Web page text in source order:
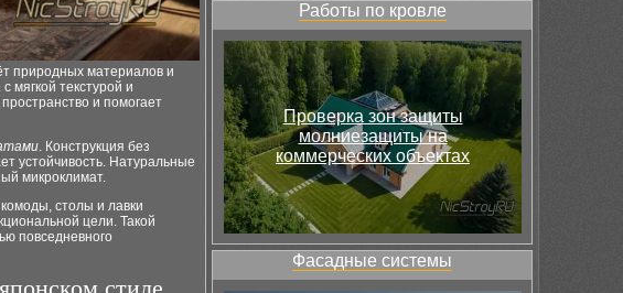
природных материалов и
с мягкой текстурой и
и помогает
. Конструкция без
устойчивость. Натуральные
микроклимат.
столы и лавки
цели. Такой
повседневного
Работы по кровле
Проверка зон защиты
молниезащиты на
коммерческих объектах
Фасадные системы